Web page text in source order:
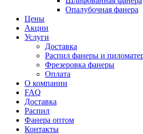
Опалубочная фанера
Цены
Акции
Услуги
Доставка
Распил фанеры и
Фрезеровка фанеры
Оплата
О компании
FAQ
Доставка
Распил
Фанера оптом
Контакты